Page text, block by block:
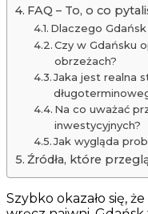
FAQ – To, o co
Dlaczego
Czy w Gdańsku
obrzeżach?
Jaka jest realna
Na co uważać
inwestycyjnych?
Jak wygląda
Źródła, które
Szybko okazało się,